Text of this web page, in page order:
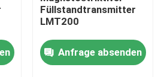
Füllstandtransmitter
LMT200
Anfrage absenden